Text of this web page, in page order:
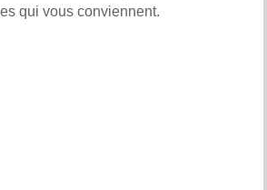
qui vous conviennent.